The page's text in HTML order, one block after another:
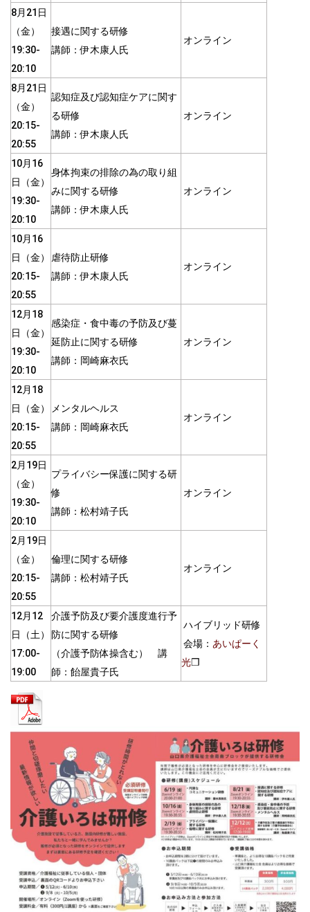
8月21日
（金）
19:30-
20:10
接遇に関する研修
講師：伊木康人氏
オンライン
8月21日
（金）
20:15-
20:55
認知症及び認知症ケアに関す
る研修
講師：伊木康人氏
オンライン
10月16
日（金）
19:30-
20:10
身体拘束の排除の為の取り組
みに関する研修
講師：伊木康人氏
オンライン
10月16
日（金）
20:15-
20:55
虐待防止研修
講師：伊木康人氏
オンライン
12月18
日（金）
19:30-
20:10
感染症・食中毒の予防及び蔓
延防止に関する研修
講師：岡崎麻衣氏
オンライン
12月18
日（金）
20:15-
20:55
メンタルヘルス
講師：岡崎麻衣氏
オンライン
2月19日
（金）
19:30-
20:10
プライバシー保護に関する研
修
講師：松村靖子氏
オンライン
2月19日
（金）
20:15-
20:55
倫理に関する研修
講師：松村靖子氏
オンライン
12月12
日（土）
17:00-
19:00
介護予防及び要介護度進行予
防に関する研修
（介護予防体操含む） 講
師：飴屋貴子氏
ハイブリッド研修
会場： あいぱーく
光❒